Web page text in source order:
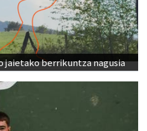
jaietako berrikuntza nagusia